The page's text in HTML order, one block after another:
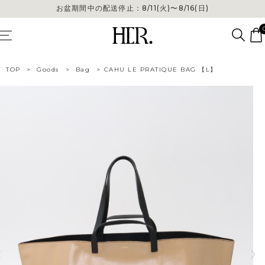
お盆期間中の配送停止：8/11(火)〜8/16(日)
TOP > Goods > Bag > CAHU LE PRATIQUE BAG 【L】